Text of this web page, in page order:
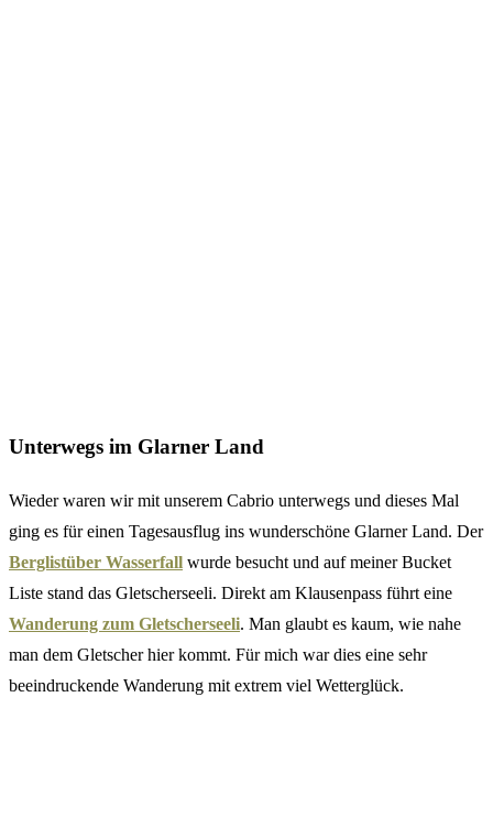
Unterwegs im Glarner Land
Wieder waren wir mit unserem Cabrio unterwegs und dieses Mal
ging es für einen Tagesausflug ins wunderschöne Glarner Land. Der
Berglistüber Wasserfall wurde besucht und auf meiner Bucket
Liste stand das Gletscherseeli. Direkt am Klausenpass führt eine
Wanderung zum Gletscherseeli. Man glaubt es kaum, wie nahe
man dem Gletscher hier kommt. Für mich war dies eine sehr
beeindruckende Wanderung mit extrem viel Wetterglück.